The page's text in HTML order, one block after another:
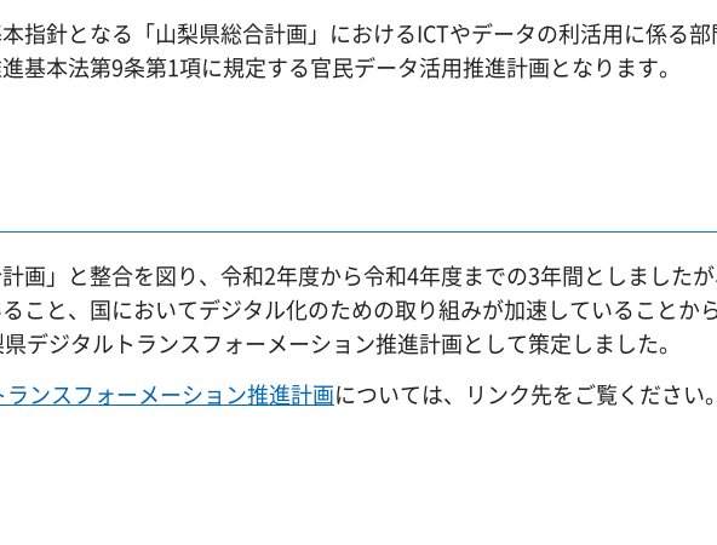
指針となる「山梨県総合計画」におけるICTやデータの利活用に係る
基本法第9条第1項に規定する官民データ活用推進計画となります。
画」と整合を図り、令和2年度から令和4年度までの3年間としました
こと、国においてデジタル化のための取り組みが加速していることか
デジタルトランスフォーメーション推進計画として策定しました。
ンスフォーメーション推進計画については、リンク先をご覧ください